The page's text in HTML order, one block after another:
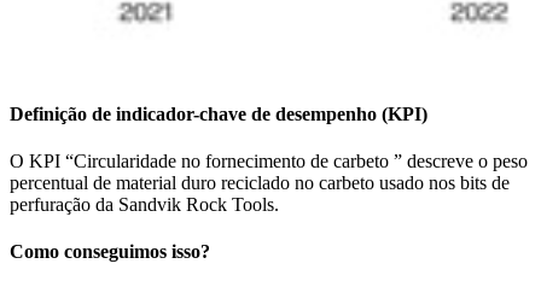
Definição de indicador-chave de desempenho (KPI)
O KPI “Circularidade no fornecimento de carbeto ” descreve o peso
percentual de material duro reciclado no carbeto usado nos bits de
perfuração da Sandvik Rock Tools.
Como conseguimos isso?